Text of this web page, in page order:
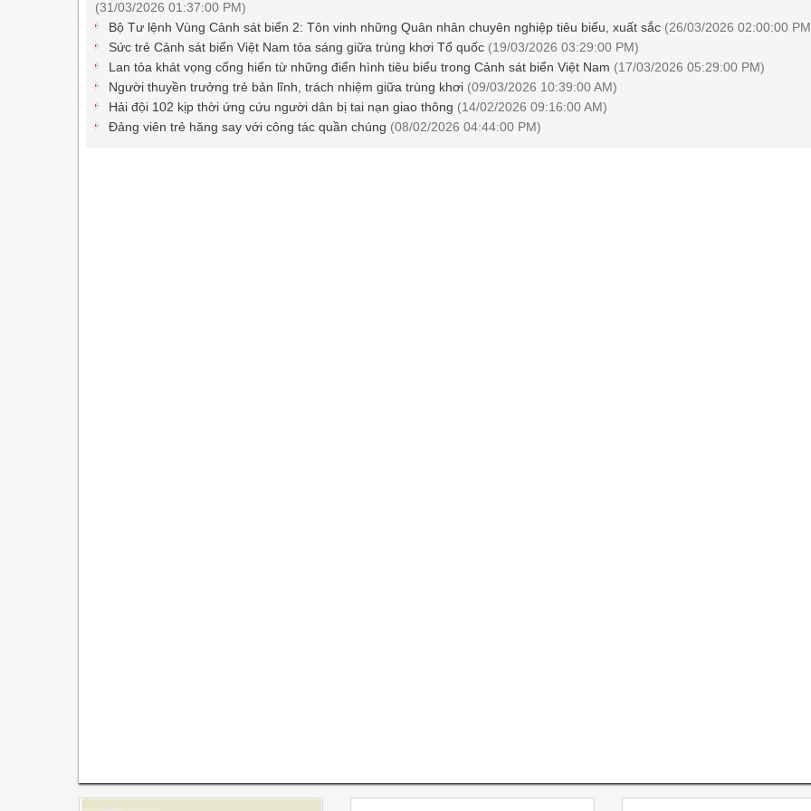
(31/03/2026 01:37:00 PM)
Bộ Tư lệnh Vùng Cảnh sát biển 2: Tôn vinh những Quân nhân chuyên nghiệp tiêu biểu, xuất sắc (26/03/2026 02:00:00
Sức trẻ Cảnh sát biển Việt Nam tỏa sáng giữa trùng khơi Tổ quốc (19/03/2026 03:29:00 PM)
Lan tỏa khát vọng cống hiến từ những điển hình tiêu biểu trong Cảnh sát biển Việt Nam (17/03/2026 05:29:00 PM)
Người thuyền trưởng trẻ bản lĩnh, trách nhiệm giữa trùng khơi (09/03/2026 10:39:00 AM)
Hải đội 102 kịp thời ứng cứu người dân bị tai nạn giao thông (14/02/2026 09:16:00 AM)
Đảng viên trẻ hăng say với công tác quần chúng (08/02/2026 04:44:00 PM)